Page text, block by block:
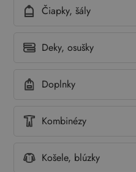
Čiapky, šály
Deky, osušky
Doplnky
Kombinézy
Košele, blúzky